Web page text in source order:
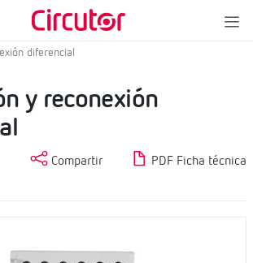
Protección y control
diferencial
y reconexión
Compartir PDF Ficha técnica